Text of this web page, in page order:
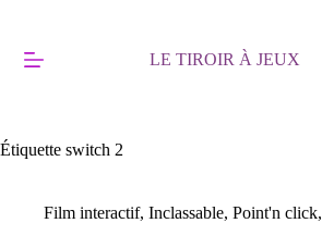
LE TIROIR À JEUX
Étiquette switch 2
Film interactif, Inclassable, Point'n click,